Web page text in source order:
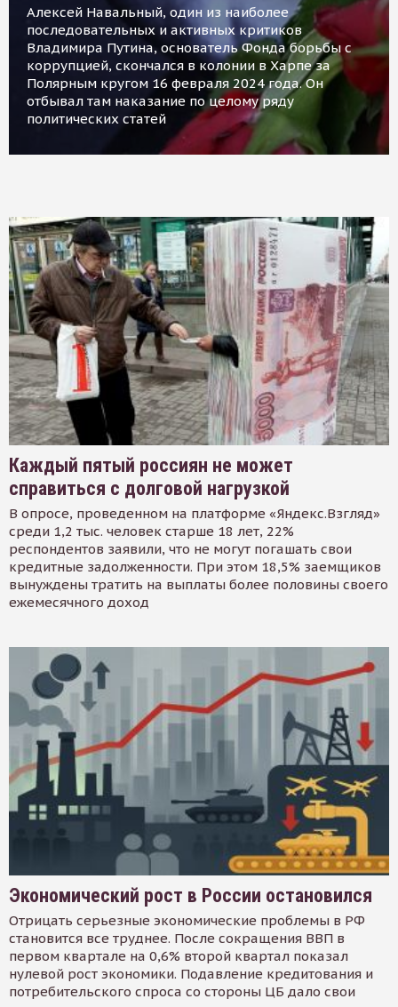
Алексей Навальный, один из наиболее
последовательных и активных критиков
Владимира Путина, основатель Фонда борьбы с
коррупцией, скончался в колонии в Харпе за
Полярным кругом 16 февраля 2024 года. Он
отбывал там наказание по целому ряду
политических статей
Каждый пятый россиян не может
справиться с долговой нагрузкой
В опросе, проведенном на платформе «Яндекс.Взгляд»
среди 1,2 тыс. человек старше 18 лет, 22%
респондентов заявили, что не могут погашать свои
кредитные задолженности. При этом 18,5% заемщиков
вынуждены тратить на выплаты более половины своего
ежемесячного доход
Экономический рост в России остановился
Отрицать серьезные экономические проблемы в РФ
становится все труднее. После сокращения ВВП в
первом квартале на 0,6% второй квартал показал
нулевой рост экономики. Подавление кредитования и
потребительского спроса со стороны ЦБ дало свои